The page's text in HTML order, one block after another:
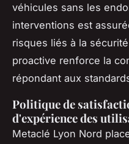
véhicules sans les
interventions est
risques liés à la
proactive renforce la
répondant aux
Politique de
d'expérience des
Metaclé Lyon Nord